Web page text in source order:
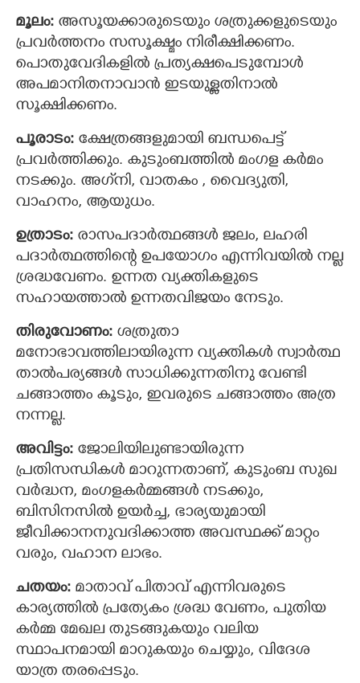
മൂലം: അസൂയക്കാരുടെയും ശത്രുക്കളുടെയും
പ്രവര്‍ത്തനം സസൂക്ഷ്മം നിരീക്ഷിക്കണം.
പൊതുവേദികളില്‍ പ്രത്യക്ഷപെടുമ്പോള്‍
അപമാനിതനാവാന്‍ ഇടയുള്ളതിനാല്‍
സൂക്ഷിക്കണം.
പൂരാടം: ക്ഷേത്രങ്ങളുമായി ബന്ധപെട്ട്
പ്രവര്‍ത്തിക്കും. കുടുംബത്തില്‍ മംഗള കര്‍മം
നടക്കും. അഗ്‌നി, വാതകം , വൈദ്യുതി,
വാഹനം, ആയുധം.
ഉത്രാടം: രാസപദാര്‍ത്ഥങ്ങള്‍ ജലം, ലഹരി
പദാര്‍ത്ഥത്തിന്റെ ഉപയോഗം എന്നിവയില്‍ നല്ല
ശ്രദ്ധവേണം. ഉന്നത വ്യക്തികളുടെ
സഹായത്താല്‍ ഉന്നതവിജയം നേടും.
തിരുവോണം: ശത്രുതാ
മനോഭാവത്തിലായിരുന്ന വ്യക്തികള്‍ സ്വാര്‍ത്ഥ
താല്‍പര്യങ്ങള്‍ സാധിക്കുന്നതിനു വേണ്ടി
ചങ്ങാത്തം കൂടും, ഇവരുടെ ചങ്ങാത്തം അത്ര
നന്നല്ല.
അവിട്ടം: ജോലിയിലുണ്ടായിരുന്ന
പ്രതിസന്ധികള്‍ മാറുന്നതാണ്, കുടുംബ സുഖ
വര്‍ദ്ധന, മംഗളകര്‍മ്മങ്ങള്‍ നടക്കും,
ബിസിനസില്‍ ഉയര്‍ച്ച, ഭാര്യയുമായി
ജീവിക്കാനനുവദിക്കാത്ത അവസ്ഥക്ക് മാറ്റം
വരും, വഹാന ലാഭം.
ചതയം: മാതാവ് പിതാവ് എന്നിവരുടെ
കാര്യത്തില്‍ പ്രത്യേകം ശ്രദ്ധ വേണം, പുതിയ
കര്‍മ്മ മേഖല തുടങ്ങുകയും വലിയ
സ്ഥാപനമായി മാറുകയും ചെയ്യും, വിദേശ
യാത്ര തരപ്പെടും.